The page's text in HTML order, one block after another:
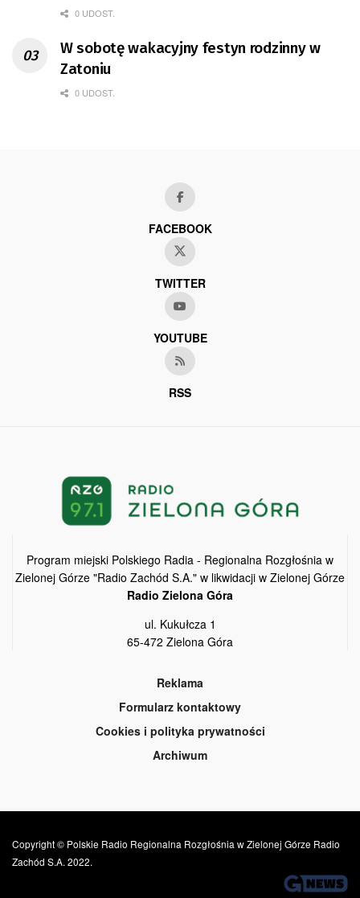
0 UDOST.
W sobotę wakacyjny festyn rodzinny w
Zatoniu
0 UDOST.
FACEBOOK
TWITTER
YOUTUBE
RSS
Program miejski Polskiego Radia - Regionalna Rozgłośnia w
Zielonej Górze "Radio Zachód S.A." w likwidacji w Zielonej Górze
Radio Zielona Góra
ul. Kukułcza 1
65-472 Zielona Góra
Reklama
Formularz kontaktowy
Cookies i polityka prywatności
Archiwum
Copyright © Polskie Radio Regionalna Rozgłośnia w Zielonej Górze Radio
Zachód S.A. 2022.